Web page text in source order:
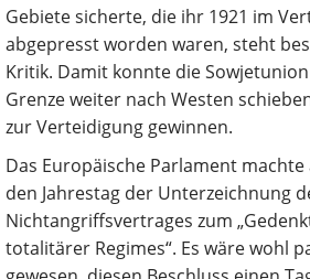
Gebiete sicherte, die ihr 1921 im
abgepresst worden waren, steht
Kritik. Damit konnte die
Grenze weiter nach Westen
zur Verteidigung gewinnen.
Das Europäische Parlament machte
den Jahrestag der Unterzeichnung
Nichtangriffsvertrages zum
totalitärer Regimes“. Es wäre wohl